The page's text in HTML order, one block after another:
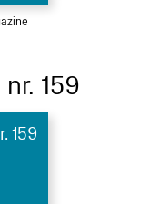
159
159